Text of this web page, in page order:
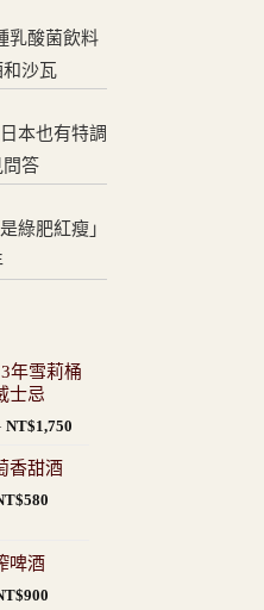
乳酸菌飲料
沙瓦
本也有特調
答
綠肥紅瘦」
年雪莉桶
士忌
NT$1,750價
香甜酒
580價
NT$550
啤酒
900價